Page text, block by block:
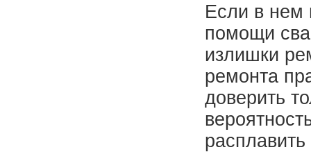
Если в нем
помощи
излишки
ремонта
доверить